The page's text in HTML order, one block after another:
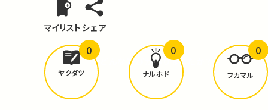
マイリスト シェア
どんな学びがありましたか？
ヤクダツ
0
ナルホド
0
フカマル
0